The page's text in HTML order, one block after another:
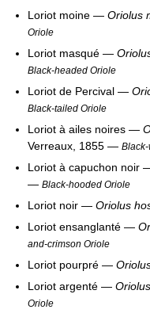
Loriot moine — Oriolus
Oriole
Loriot masqué —
Black-headed Oriole
Loriot de Percival —
Black-tailed Oriole
Loriot à ailes noires —
Verreaux, 1855 —
Loriot à capuchon noir
— Black-hooded Oriole
Loriot noir — Oriolus
Loriot ensanglanté —
and-crimson Oriole
Loriot pourpré —
Loriot argenté —
Oriole